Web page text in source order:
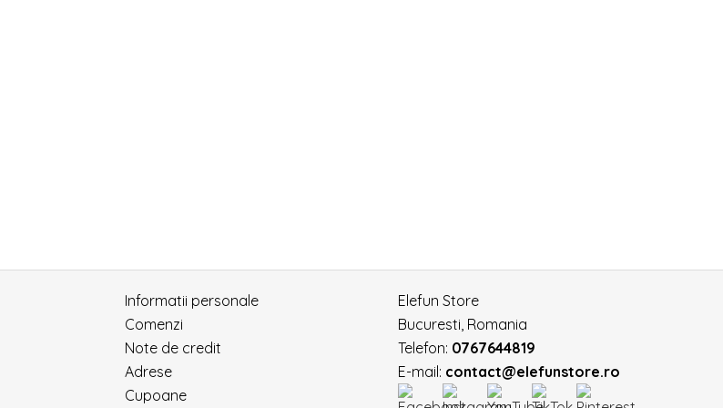
Informatii personale
Comenzi
Note de credit
Adrese
Cupoane
Elefun Store
Bucuresti, Romania
Telefon: 0767644819
E-mail: contact@elefunstore.ro